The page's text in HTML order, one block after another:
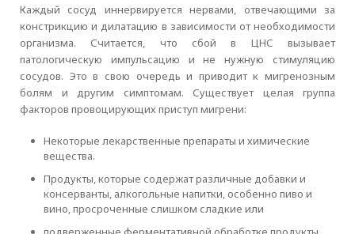
Каждый сосуд иннервируется нервами, отвечающими за
констрикцию и дилатацию в зависимости от необходимости
организма. Считается, что сбой в ЦНС вызывает
патологическую импульсацию и не нужную стимуляцию
сосудов. Это в свою очередь и приводит к мигренозным
болям и другим симптомам. Существует целая группа
факторов провоцирующих приступ мигрени:
Некоторые лекарственные препараты и химические
вещества.
Продукты, которые содержат различные добавки и
консерванты, алкогольные напитки, особенно пиво и
вино, просроченные слишком сладкие или